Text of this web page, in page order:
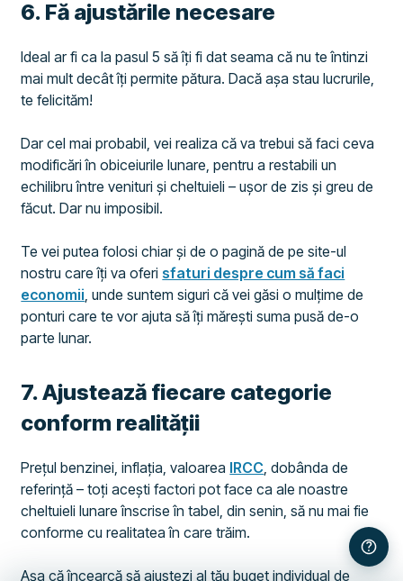
​6. Fă ajustările necesare
Ideal ar fi ca la pasul 5 să îți fi dat seama că nu te întinzi
mai mult decât îți permite pătura. Dacă așa stau lucrurile,
te felicităm!
Dar cel mai probabil, vei realiza că va trebui să faci ceva
modificări în obiceiurile lunare, pentru a restabili un
echilibru între venituri și cheltuieli – ușor de zis și greu de
făcut. Dar nu imposibil.
Te vei putea folosi chiar și de o pagină de pe site-ul
nostru care îți va oferi sfaturi despre cum să faci
economii, unde suntem siguri că vei găsi o mulțime de
ponturi care te vor ajuta să îți mărești suma pusă de-o
parte lunar.
​7. Ajustează fiecare categorie
conform realității
Prețul benzinei, inflația, valoarea IRCC, dobânda de
referință – toți acești factori pot face ca ale noastre
cheltuieli lunare înscrise în tabel, din senin, să nu mai fie
conforme cu realitatea în care trăim.
Așa că încearcă să ajustezi al tău buget individual de